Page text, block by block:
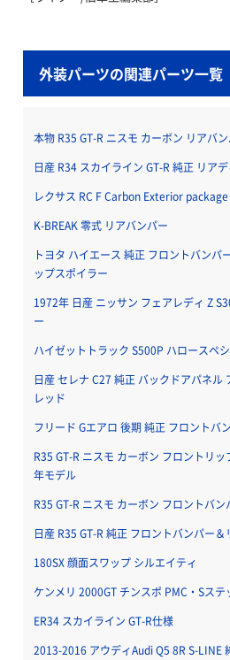
外装パーツの関連パーツ一覧
本物 R35 GT-R ニスモ カーボン リアバ
日産 R34 スカイライン GT-R 純正 リア
レクサス RC F Carbon Exterior
K-BREAK 零式 リアバンパー
トヨタ ハイエース 純正 フロントバンパ
ップスポイラー
1972年 日産 ニッサン フェアレディ Z
ー
ハイゼットトラック S500P ハロースペ
日産 セレナ C27 純正 バックドアパネル
レッド
フリード Gエアロ 後期 純正 フロントバ
R35 GT-R ニスモ カーボン フロントリ
年モデル
R35 GT-R ニスモ カーボン フロントバ
日産 R35 GT-R 純正 フロントバンパー
180SX 顔面スワップ シルエイティ
ケンメリ 2000GT チンスポ PMC・Sステ
ER34 スカイライン GT-R仕様
2013-2016 アウディAudi Q5 8R S-LINE